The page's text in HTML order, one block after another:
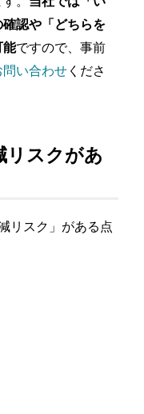
認や「どちらを
能ですので、事前
い合わせくださ
スクがあ
リスク」がある点